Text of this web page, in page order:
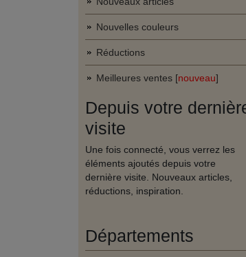
Nouvelles couleurs
Réductions
Meilleures ventes [nouveau]
Depuis votre
visite
Une fois connecté, vous verrez les
éléments ajoutés depuis votre
dernière visite. Nouveaux articles,
réductions, inspiration.
Départements